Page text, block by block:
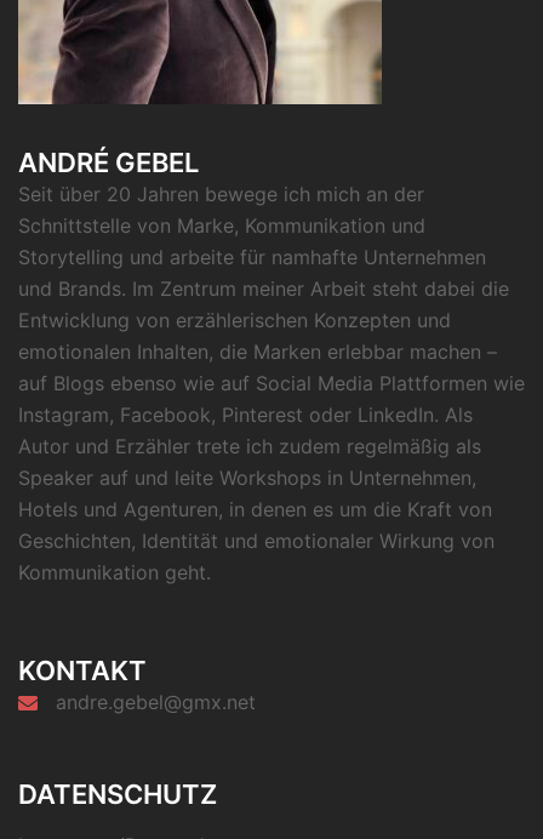
ANDRÉ GEBEL
Seit über 20 Jahren bewege ich mich an der
Schnittstelle von Marke, Kommunikation und
Storytelling und arbeite für namhafte Unternehmen
und Brands. Im Zentrum meiner Arbeit steht dabei die
Entwicklung von erzählerischen Konzepten und
emotionalen Inhalten, die Marken erlebbar machen –
auf Blogs ebenso wie auf Social Media Plattformen wie
Instagram, Facebook, Pinterest oder LinkedIn. Als
Autor und Erzähler trete ich zudem regelmäßig als
Speaker auf und leite Workshops in Unternehmen,
Hotels und Agenturen, in denen es um die Kraft von
Geschichten, Identität und emotionaler Wirkung von
Kommunikation geht.
KONTAKT
andre.gebel@gmx.net
DATENSCHUTZ